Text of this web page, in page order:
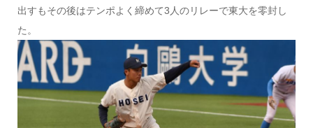
出すもその後はテンポよく締めて3人のリレーで東大を零封し
た。